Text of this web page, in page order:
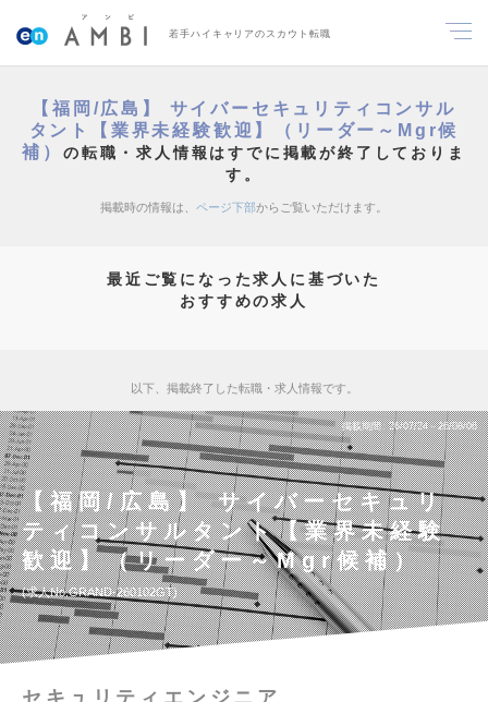
若手ハイキャリアのスカウト転職
【福岡/広島】 サイバーセキュリティコンサル
タント【業界未経験歓迎】（リーダー～Mgr候
補） の転職・求人情報はすでに掲載が終了しておりま
す。
掲載時の情報は、 ページ下部からご覧いただけます。
最近ご覧になった求人に基づいた
おすすめの求人
以下、掲載終了した転職・求人情報です。
掲載期間 26/07/24～26/08/06
【福岡/広島】 サイバーセキュリ
ティコンサルタント【業界未経験
歓迎】（リーダー～Mgr候補）
求人No.GRAND-260102GT
セキュリティエンジニア